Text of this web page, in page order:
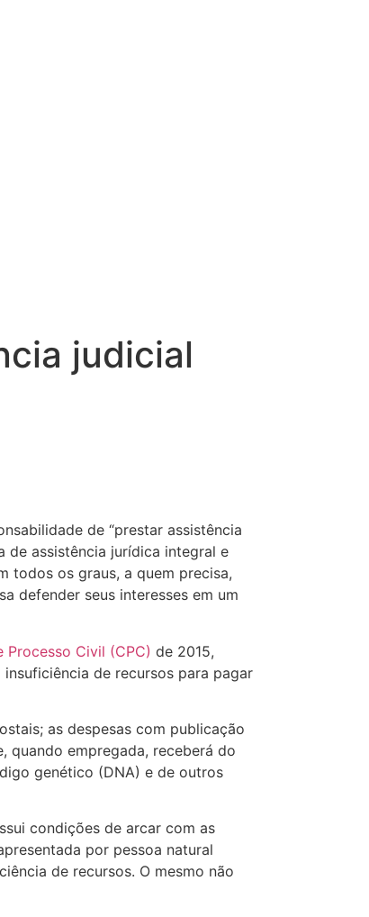
judicial
de “prestar assistência
de assistência jurídica integral e
todos os graus, a quem precisa,
defender seus interesses em um
Processo Civil (CPC) de 2015,
de recursos para pagar
as despesas com publicação
quando empregada, receberá do
genético (DNA) e de outros
condições de arcar com as
por pessoa natural
de recursos. O mesmo não